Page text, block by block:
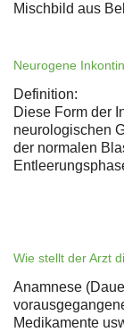
Mischbild aus
Neurogene
Definition:
Diese Form der
neurologischen
der normalen
Wie stellt der Arzt
Anamnese
Medikamente